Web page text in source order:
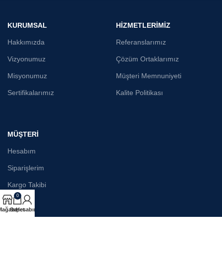
KURUMSAL
Hakkımızda
Vizyonumuz
Misyonumuz
Sertifikalarımız
HİZMETLERİMİZ
Referanslarımız
Çözüm Ortaklarımız
Müşteri Memnuniyeti
Kalite Politikası
MÜŞTERİ
Hesabım
Siparişlerim
Kargo Takibi
0
Sepet
Hesabım